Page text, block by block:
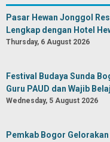
Pasar Hewan Jonggol
Lengkap dengan Hotel
Thursday, 6 August 2026
Festival Budaya Sunda
Guru PAUD dan Wajib
Wednesday, 5 August 2026
Pemkab Bogor